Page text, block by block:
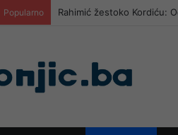
Popularno Rahimić žestoko Kordiću: